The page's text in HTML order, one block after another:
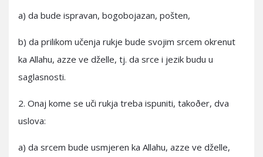
a) da bude ispravan, bogobojazan, pošten,
b) da prilikom učenja rukje bude svojim srcem okrenut
ka Allahu, azze ve dželle, tj. da srce i jezik budu u
saglasnosti.
2. Onaj kome se uči rukja treba ispuniti, takoðer, dva
uslova:
a) da srcem bude usmjeren ka Allahu, azze ve dželle,